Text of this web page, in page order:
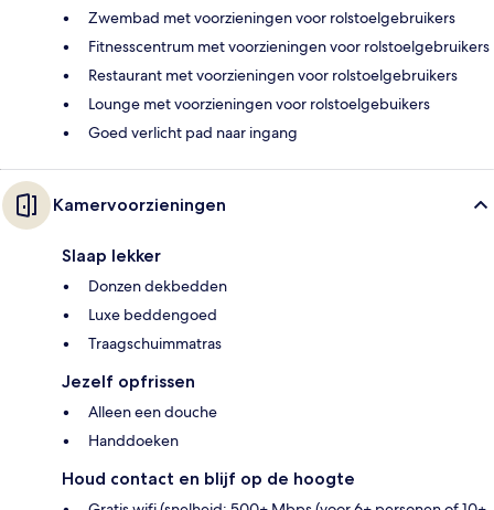
Zwembad met voorzieningen voor rolstoelgebruikers
Fitnesscentrum met voorzieningen voor rolstoelgebruikers
Restaurant met voorzieningen voor rolstoelgebruikers
Lounge met voorzieningen voor rolstoelgebuikers
Goed verlicht pad naar ingang
Kamervoorzieningen
Slaap lekker
Donzen dekbedden
Luxe beddengoed
Traagschuimmatras
Jezelf opfrissen
Alleen een douche
Handdoeken
Houd contact en blijf op de hoogte